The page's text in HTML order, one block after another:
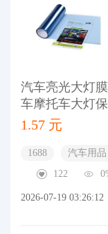
汽车亮光大灯
车摩托车大灯
1.57 元
1688 汽车用品
122
2026-07-19 03:26:12